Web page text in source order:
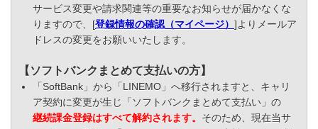
サービス変更や請求関連等の重要なお知らせが届かなくな
りますので、[登録情報の確認（マイページ） ]よりメールア
ドレスの変更をお願いいたします。
【ソフトバンクまとめて支払いの方】
「SoftBank」から「LINEMO」へ移行されますと、キャリ
ア契約に変更が生じ「ソフトバンクまとめて支払い」の
継続課金登録はすべて解約されます。 そのため、現在当サ